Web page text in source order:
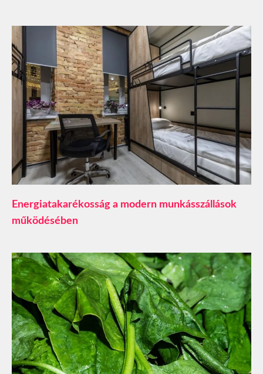
​Energiatakarékosság a modern munkásszállások
működésében